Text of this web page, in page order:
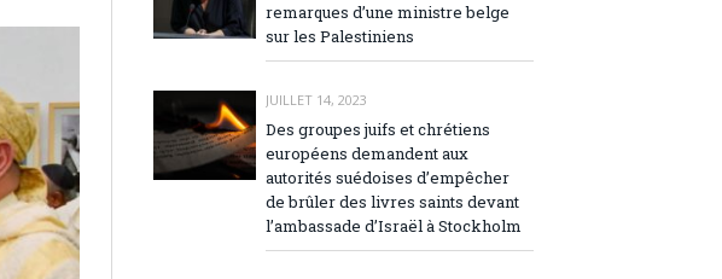
remarques d’une ministre belge
sur les Palestiniens
JUILLET 14, 2023
Des groupes juifs et chrétiens
européens demandent aux
autorités suédoises d’empêcher
de brûler des livres saints devant
l’ambassade d’Israël à Stockholm